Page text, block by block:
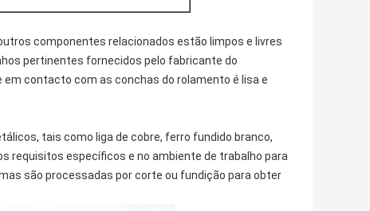
componentes relacionados estão limpos e livres
pertinentes fornecidos pelo fabricante do
contacto com as conchas do rolamento é lisa e
tais como liga de cobre, ferro fundido branco,
requisitos específicos e no ambiente de trabalho para
são processadas por corte ou fundição para obter